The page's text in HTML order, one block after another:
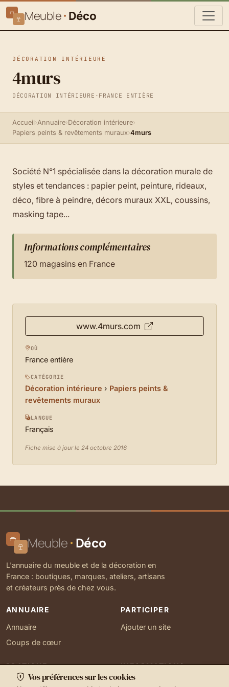
Meuble Déco
DÉCORATION INTÉRIEURE
4murs
DÉCORATION INTÉRIEURE · FRANCE ENTIÈRE
Accueil›Annuaire›Décoration intérieure›
Papiers peints & revêtements muraux›4murs
Société N°1 spécialisée dans la décoration murale de
styles et tendances : papier peint, peinture, rideaux,
déco, fibre à peindre, décors muraux XXL, coussins,
masking tape...
Informations complémentaires
120 magasins en France
www.4murs.com
OÙ
France entière
CATÉGORIE
Décoration intérieure › Papiers peints &
revêtements muraux
LANGUE
Français
Fiche mise à jour le 24 octobre 2016
Meuble Déco
L'annuaire du meuble et de la décoration en
France : boutiques, marques, ateliers, artisans
et créateurs près de chez vous.
ANNUAIRE
Annuaire
Coups de cœur
PARTICIPER
Ajouter un site
PRATIQUE
Ma localisation
INFORMATIONS
Vos préférences sur les cookies